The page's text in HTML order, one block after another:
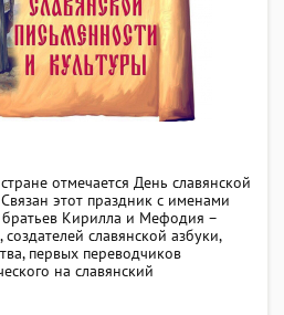
отмечается День славянской
этот праздник с именами
братьев Кирилла и Мефодия –
славянской азбуки,
первых переводчиков
на славянский